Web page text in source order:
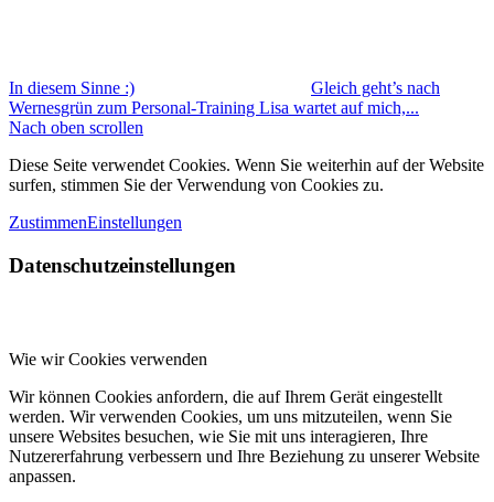
In diesem Sinne :)
Gleich geht’s nach
Wernesgrün zum Personal-Training Lisa wartet auf mich,...
Nach oben scrollen
Diese Seite verwendet Cookies. Wenn Sie weiterhin auf der Website
surfen, stimmen Sie der Verwendung von Cookies zu.
ZustimmenEinstellungen
Datenschutzeinstellungen
Wie wir Cookies verwenden
Wir können Cookies anfordern, die auf Ihrem Gerät eingestellt
werden. Wir verwenden Cookies, um uns mitzuteilen, wenn Sie
unsere Websites besuchen, wie Sie mit uns interagieren, Ihre
Nutzererfahrung verbessern und Ihre Beziehung zu unserer Website
anpassen.